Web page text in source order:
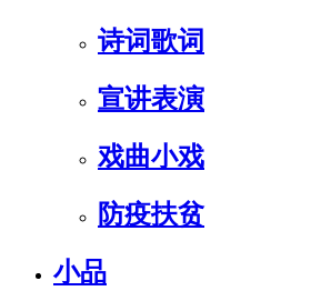
诗词歌词
宣讲表演
戏曲小戏
防疫扶贫
小品